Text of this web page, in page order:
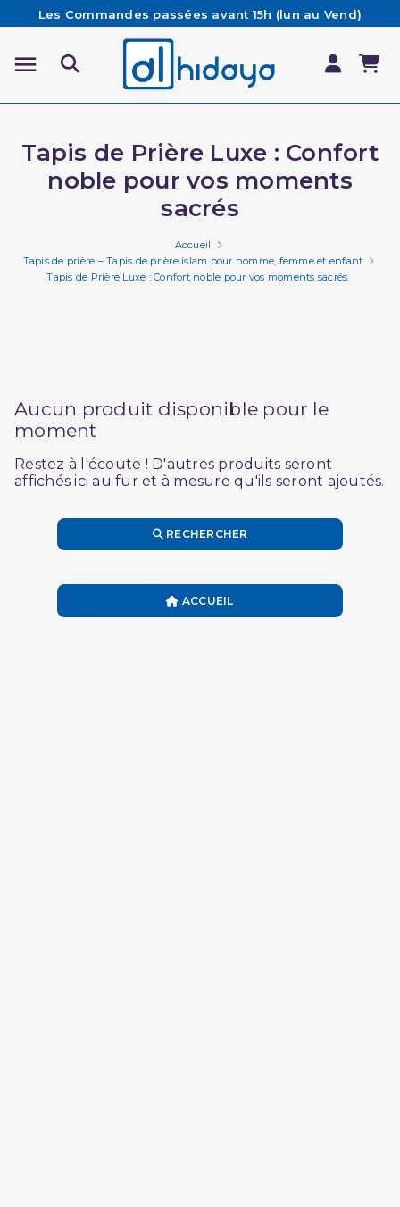
Les Commandes passées avant 15h (lun au Vend)
sont préparées et expédiées le jour même
Besoin d'aide ? Retrouvez notre FAQ
Livraison offerte à partir de 65€ d'achat*
Tapis de Prière Luxe : Confort
noble pour vos moments
sacrés
Accueil
Tapis de prière – Tapis de prière islam pour homme, femme et enfant
Tapis de Prière Luxe : Confort noble pour vos moments sacrés
Aucun produit disponible pour le
moment
Restez à l'écoute ! D'autres produits seront
affichés ici au fur et à mesure qu'ils seront ajoutés.
RECHERCHER
ACCUEIL